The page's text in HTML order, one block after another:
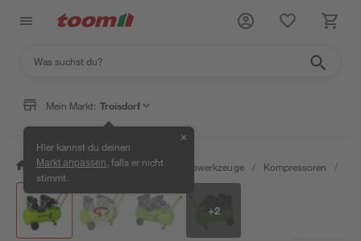
Mein Markt: Troisdorf
Hier kannst du deinen
Markt anpassen , falls er nicht
stimmt.
✕
/ Werkstatt & Maschinen / Elektrowerkzeuge / Kompressoren /
+2